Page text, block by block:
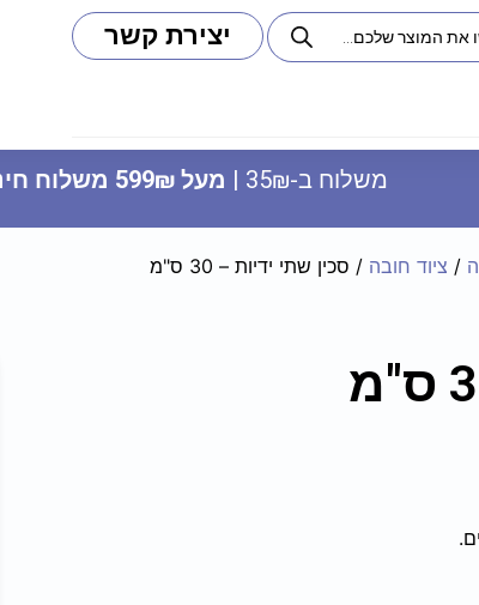
יצירת קשר
משלוח ב-35₪ | מעל 599₪ משלוח חינם או איסוף עצמי
/ ציוד חובה / סכין שתי ידיות – 30 ס"מ